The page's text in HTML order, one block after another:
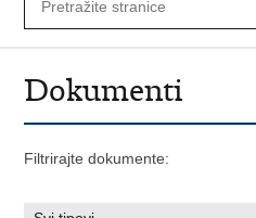
Dokumenti
Filtrirajte dokumente: